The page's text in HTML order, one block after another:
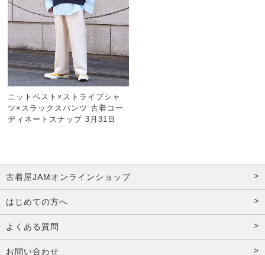
ニットベスト×ストライプシャ
ツ×スラックスパンツ 古着コー
ディネートスナップ 3月31日
古着屋JAMオンラインショップ
はじめての方へ
よくある質問
お問い合わせ